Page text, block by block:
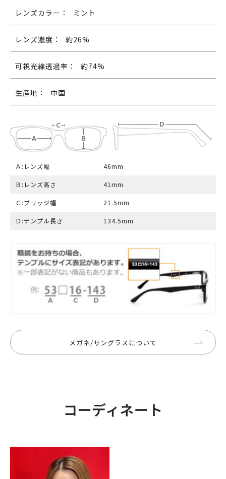
レンズカラー： ミント
レンズ濃度： 約26%
可視光線透過率： 約74%
生産地： 中国
Ａ:レンズ幅 46mm
Ｂ:レンズ高さ 41mm
Ｃ:ブリッジ幅 21.5mm
Ｄ:テンプル長さ 134.5mm
メガネ/サングラスについて
コーディネート